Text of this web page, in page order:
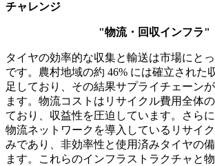
チャレンジ
"物流・回収インフラ"
タイヤの効率的な収集と輸送は市場にと
です。農村地域の約 46% には確立された
足しており、その結果サプライチェーン
ます。物流コストはリサイクル費用全体
ており、収益性を圧迫しています。さら
物流ネットワークを導入しているリサイ
みであり、非効率性と使用済みタイヤの
ます。これらのインフラストラクチャと